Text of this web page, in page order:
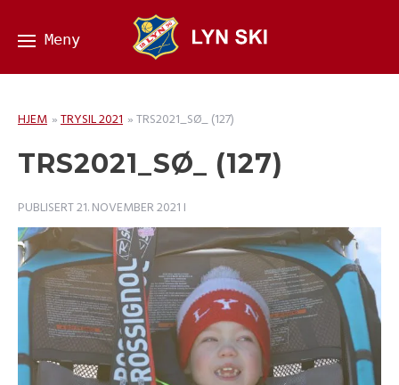
HJEM »TRYSIL 2021 »TRS2021_SØ_ (127)
TRS2021_SØ_ (127)
PUBLISERT21. NOVEMBER 2021 I